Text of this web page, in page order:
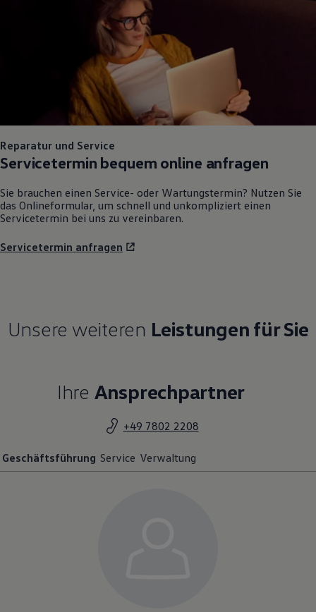
Bulli Magazin
Fahrzeugabholung ab Werk
Reparatur und Service
Servicetermin bequem online anfragen
Sie brauchen einen Service- oder Wartungstermin? Nutzen Sie
das Onlineformular, um schnell und unkompliziert einen
Servicetermin bei uns zu vereinbaren.
Servicetermin anfragen
Unsere weiteren Leistungen für Sie
Ihre Ansprechpartner
+49 7802 2208
Geschäftsführung Service Verwaltung